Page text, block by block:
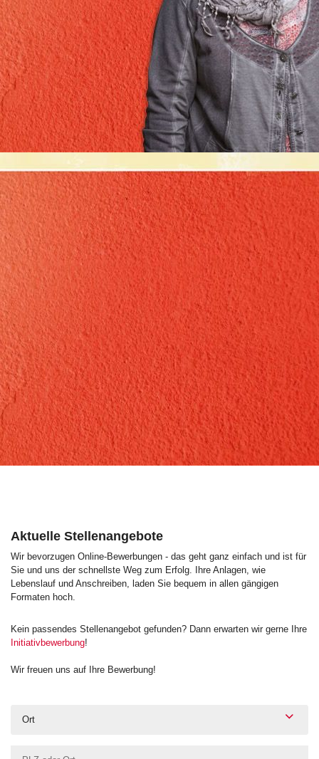
Aktuelle Stellenangebote
Wir bevorzugen Online-Bewerbungen - das geht ganz einfach und ist für
Sie und uns der schnellste Weg zum Erfolg. Ihre Anlagen, wie
Lebenslauf und Anschreiben, laden Sie bequem in allen gängigen
Formaten hoch.
Kein passendes Stellenangebot gefunden? Dann erwarten wir gerne Ihre
Initiativbewerbung!
Wir freuen uns auf Ihre Bewerbung!
Ort